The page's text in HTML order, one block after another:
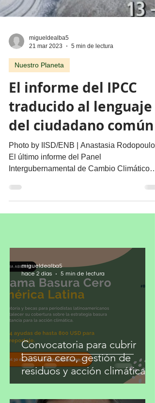
migueldealba5
21 mar 2023
5 min de lectura
Nuestro Planeta
El informe del IPCC
traducido al lenguaje
del ciudadano común
migueldealba5
hace 2 días